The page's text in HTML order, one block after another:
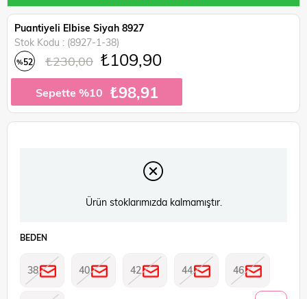
Puantiyeli Elbise Siyah 8927
Stok Kodu
(8927-1-38)
%52 ₺230,00 ₺109,90
Sepette %10 ₺98,91
Ürün stoklarımızda kalmamıştır.
BEDEN
38 40 42 44 46